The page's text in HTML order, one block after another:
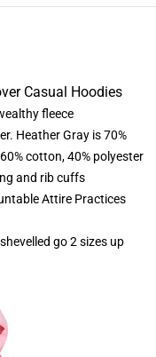
Casual Hoodies
fleece
Heather Gray is 70%
cotton, 40% polyester
and rib cuffs
Attire Practices
go 2 sizes up